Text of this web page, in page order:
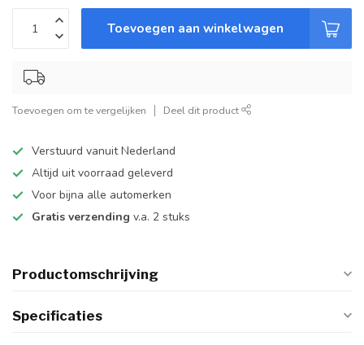
Toevoegen aan winkelwagen
Toevoegen om te vergelijken Deel dit product
Verstuurd vanuit Nederland
Altijd uit voorraad geleverd
Voor bijna alle automerken
Gratis verzending v.a. 2 stuks
Productomschrijving
Specificaties